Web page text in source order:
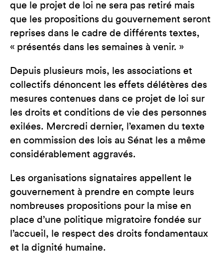
que le projet de loi ne sera pas retiré mais
que les propositions du gouvernement seront
reprises dans le cadre de différents textes,
« présentés dans les semaines à venir. »
Depuis plusieurs mois, les associations et
collectifs dénoncent les effets délétères des
mesures contenues dans ce projet de loi sur
les droits et conditions de vie des personnes
exilées. Mercredi dernier, l’examen du texte
en commission des lois au Sénat les a même
considérablement aggravés.
Les organisations signataires appellent le
gouvernement à prendre en compte leurs
nombreuses propositions pour la mise en
place d’une politique migratoire fondée sur
l’accueil, le respect des droits fondamentaux
et la dignité humaine.